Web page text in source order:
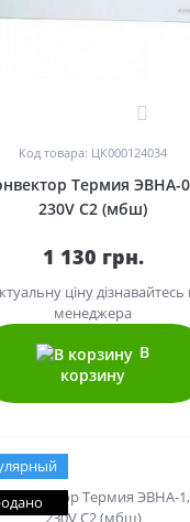
Код товара: ЦК000124034
Термия ЭВНА-
230V С2 (мбш)
1 130 грн.
ціну дізнавайтесь
менеджера
В
корзину